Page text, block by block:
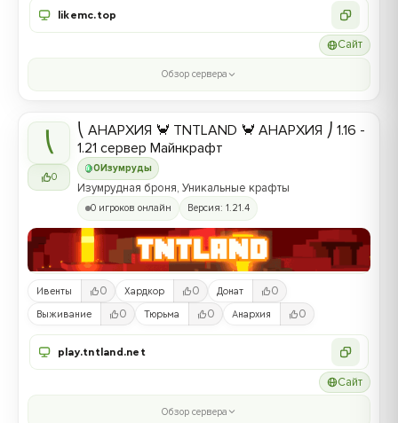
likemc.top
Сайт
Обзор сервера
⎝
0
0 Изумруды
⎝ АНАРХИЯ 🦀 TNTLAND 🦀 АНАРХИЯ ⎠ 1.16 -
1.21 сервер Майнкрафт
Изумрудная броня, Уникальные крафты
0 игроков онлайн Версия: 1.21.4
Ивенты 0 Хардкор 0 Донат 0
Выживание 0 Тюрьма 0 Анархия 0
play.tntland.net
Сайт
Обзор сервера